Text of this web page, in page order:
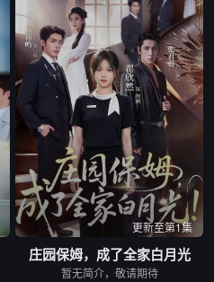
更新至第1集
庄园保姆，成了全家白月光
暂无简介，敬请期待